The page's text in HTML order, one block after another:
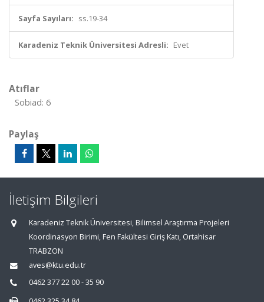
Sayfa Sayıları: ss.19-34
Karadeniz Teknik Üniversitesi Adresli: Evet
Atıflar
Sobiad: 6
Paylaş
İletişim Bilgileri
Karadeniz Teknik Üniversitesi, Bilimsel Araştırma Projeleri
Koordinasyon Birimi, Fen Fakültesi Giriş Katı, Ortahisar
TRABZON
aves@ktu.edu.tr
0462 377 22 00 - 35 90